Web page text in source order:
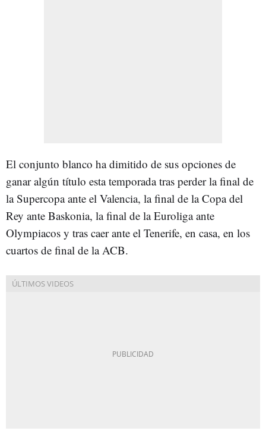
El conjunto blanco ha dimitido de sus opciones de
ganar algún título esta temporada tras perder la final de
la Supercopa ante el Valencia, la final de la Copa del
Rey ante Baskonia, la final de la Euroliga ante
Olympiacos y tras caer ante el Tenerife, en casa, en los
cuartos de final de la ACB.